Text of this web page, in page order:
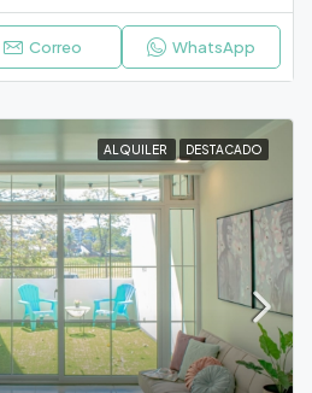
Correo WhatsApp
ALQUILER DESTACADO